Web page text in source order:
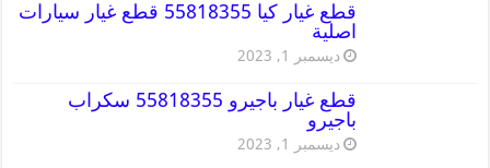
قطع غيار كيا 55818355 قطع غيار سيارات
اصلية
ديسمبر 1, 2023
قطع غيار باجيرو 55818355 سكراب
باجيرو
ديسمبر 1, 2023